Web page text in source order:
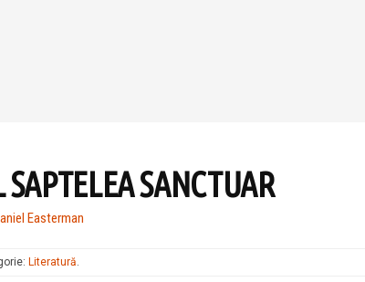
SAPTELEA SANCTUAR
Easterman
Literatură.